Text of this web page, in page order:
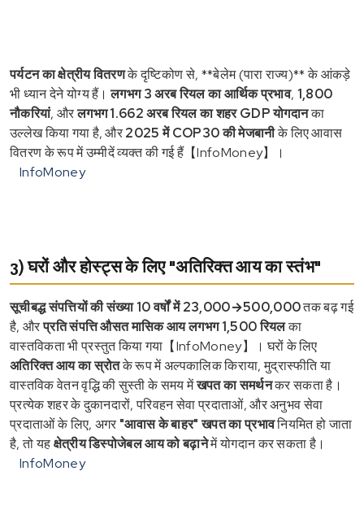
पर्यटन का क्षेत्रीय वितरणके दृष्टिकोण से, **बेलेम (पारा राज्य)** के आंकड़े
भी ध्यान देने योग्य हैं।लगभग 3 अरब रियल का आर्थिक प्रभाव, 1,800
नौकरियां, औरलगभग 1.662 अरब रियल का शहर GDP योगदानका
उल्लेख किया गया है, और2025 में COP30 की मेजबानीके लिए आवास
वितरण के रूप में उम्मीदें व्यक्त की गई हैं【InfoMoney】।
InfoMoney
3) घरों और होस्ट्स के लिए "अतिरिक्त आय का स्तंभ"
सूचीबद्ध संपत्तियों की संख्या 10 वर्षों में 23,000→500,000तक बढ़ गई
है, औरप्रति संपत्ति औसत मासिक आय लगभग 1,500 रियलका
वास्तविकता भी प्रस्तुत किया गया【InfoMoney】। घरों के लिए
अतिरिक्त आय का स्रोतके रूप में अल्पकालिक किराया, मुद्रास्फीति या
वास्तविक वेतन वृद्धि की सुस्ती के समय मेंखपत का समर्थनकर सकता है।
प्रत्येक शहर के दुकानदारों, परिवहन सेवा प्रदाताओं, और अनुभव सेवा
प्रदाताओं के लिए, अगर "आवास के बाहर" खपत का प्रभावनियमित हो जाता
है, तो यहक्षेत्रीय डिस्पोजेबल आय को बढ़ानेमें योगदान कर सकता है।
InfoMoney